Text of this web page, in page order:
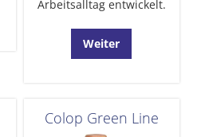
Arbeitsalltag entwickelt.
Weiter
Colop Green Line